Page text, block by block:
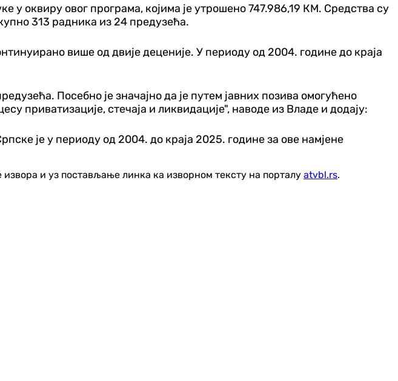
у оквиру овог програма, којима је утрошено 747.986,19 КМ. Средства су
313 радника из 24 предузећа.
више од двије деценије. У периоду од 2004. године до краја
Посебно је значајно да је путем јавних позива омогућено
приватизације, стечаја и ликвидације", наводе из Владе и додају:
је у периоду од 2004. до краја 2025. године за ове намјене
и уз постављање линка ка изворном тексту на порталу atvbl.rs.